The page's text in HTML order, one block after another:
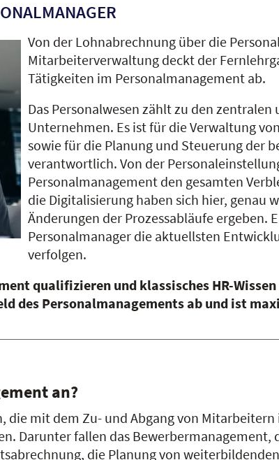
Von der Lohnabrechnung über die
Mitarbeiterverwaltung deckt der
Tätigkeiten im Personalmanagement ab.
Das Personalwesen zählt zu den
Unternehmen. Es ist für die Verwaltung
sowie für die Planung und Steuerung der
verantwortlich. Von der
Personalmanagement den gesamten
die Digitalisierung haben sich hier, genau
Änderungen der Prozessabläufe ergeben.
Personalmanager die aktuellsten
verfolgen.
qualifizieren und klassisches HR-
des Personalmanagements ab und ist
an?
die mit dem Zu- und Abgang von
Darunter fallen das Bewerbermanagement,
die Planung von